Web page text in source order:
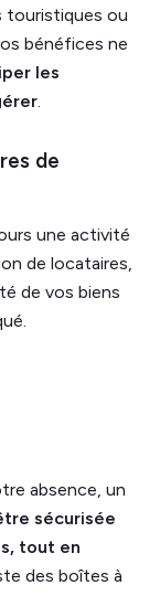
touristiques ou
bénéfices ne
les
.
de
une activité
de locataires,
de vos biens
absence, un
sécurisée
tout en
des boîtes à